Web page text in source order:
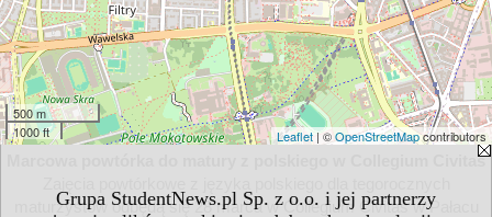
Grupa StudentNews.pl Sp. z o.o. i jej partnerzy
500 m
1000 ft
Leaflet| ©OpenStreetMapcontributors
Marcowa powtórka do matury z polskiego w Collegium Civitas
maturzystów odbędą się 28 marca w Collegium Civitas w Pałacu